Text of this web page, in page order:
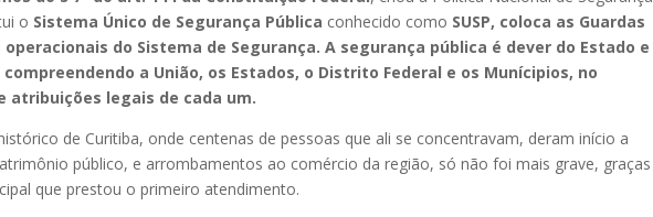
o Sistema Único de Segurança Pública conhecido como SUSP, coloca as Guardas
do Sistema de Segurança.A segurança pública é dever do Estado e
a União, os Estados, o Distrito Federal e os Munícipios, no
atribuições legais de cada um.
de Curitiba, onde centenas de pessoas que ali se concentravam, deram início a
público, e arrombamentos ao comércio da região, só não foi mais grave, graças
que prestou o primeiro atendimento.